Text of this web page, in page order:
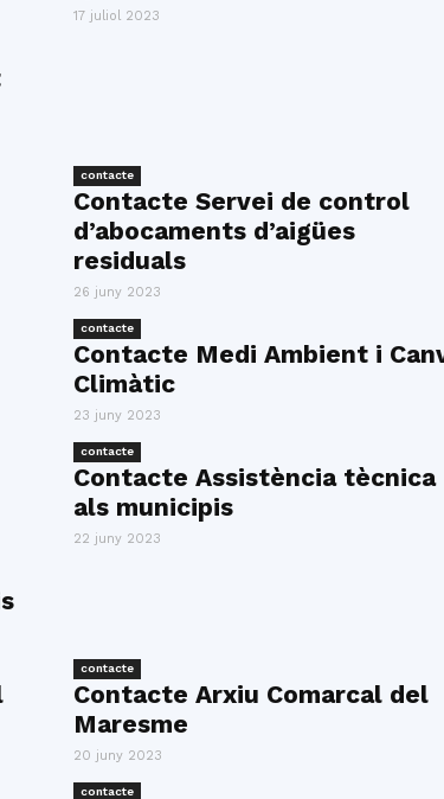
17 juliol 2023
contacte
Contacte Servei de control
d’abocaments d’aigües
residuals
26 juny 2023
contacte
Contacte Medi Ambient i
Climàtic
23 juny 2023
contacte
Contacte Assistència tècnica
als municipis
22 juny 2023
contacte
Contacte Arxiu Comarcal del
Maresme
20 juny 2023
contacte